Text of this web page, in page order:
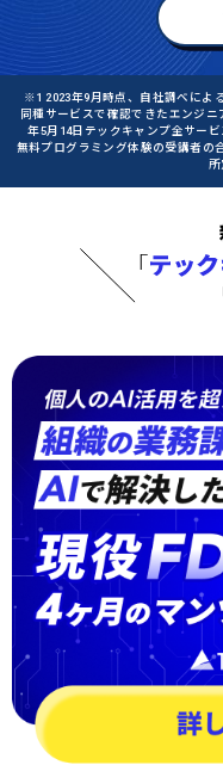
※1 2023年9月時点、自社調べによ
同種サービスで確認できたエンジ
年5月14日テックキャンプ全サー
無料プログラミング体験の受講者の
所